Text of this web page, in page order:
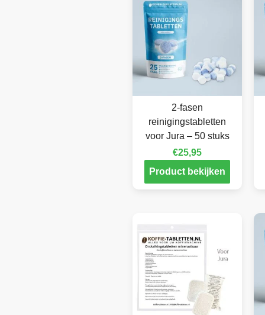
2-fasen
reinigingstabletten
voor Jura – 50 stuks
€25,95
Product bekijken